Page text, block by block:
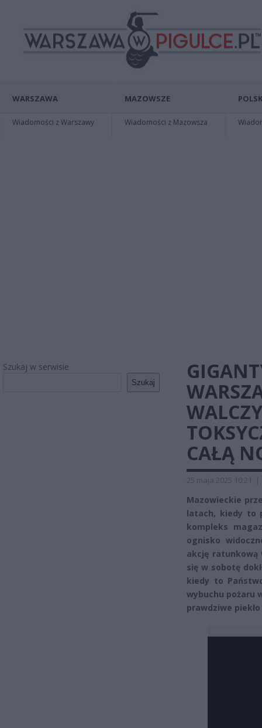
WARSZAWA
Wiadomości z Warszawy
MAZOWSZE
Wiadomości z Mazowsza
Szukaj w serwisie
Szukaj
CAŁĄ
25 maja 2025 10:21 |
Mazowieckie
latach, kiedy to
kompleks
ognisko
akcję ratunkową
się w sobotę
kiedy to
wybuchu pożaru
prawdziwe